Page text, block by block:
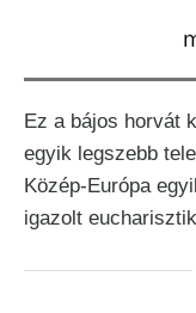
Ez a bájos horvát
egyik legszebb
Közép-Európa
igazolt